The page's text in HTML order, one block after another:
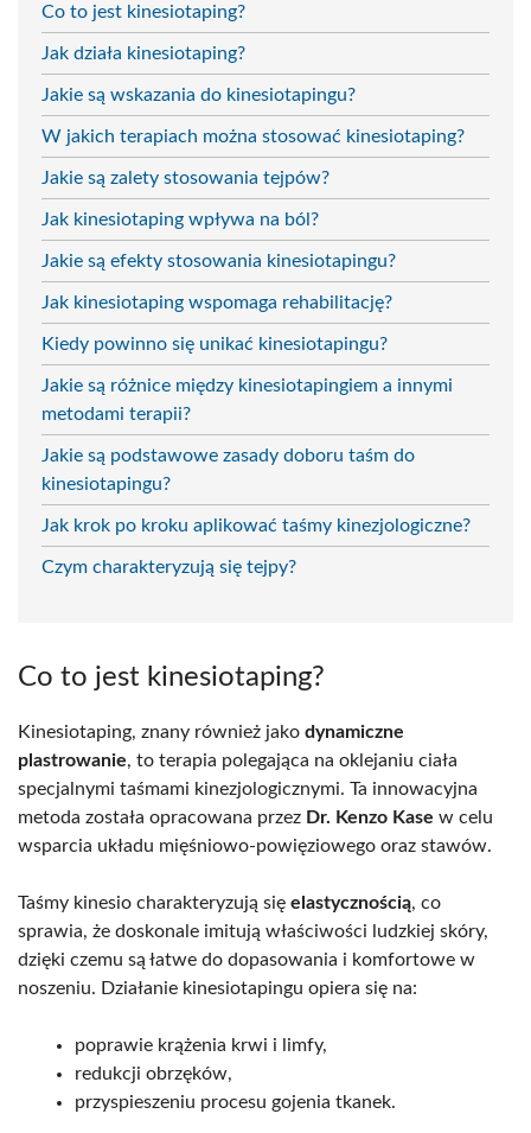
Co to jest kinesiotaping?
Jak działa kinesiotaping?
Jakie są wskazania do kinesiotapingu?
W jakich terapiach można stosować kinesiotaping?
Jakie są zalety stosowania tejpów?
Jak kinesiotaping wpływa na ból?
Jakie są efekty stosowania kinesiotapingu?
Jak kinesiotaping wspomaga rehabilitację?
Kiedy powinno się unikać kinesiotapingu?
Jakie są różnice między kinesiotapingiem a innymi
metodami terapii?
Jakie są podstawowe zasady doboru taśm do
kinesiotapingu?
Jak krok po kroku aplikować taśmy kinezjologiczne?
Czym charakteryzują się tejpy?
Co to jest kinesiotaping?
Kinesiotaping, znany również jako dynamiczne
plastrowanie, to terapia polegająca na oklejaniu ciała
specjalnymi taśmami kinezjologicznymi. Ta innowacyjna
metoda została opracowana przez Dr. Kenzo Kase w celu
wsparcia układu mięśniowo-powięziowego oraz stawów.
Taśmy kinesio charakteryzują się elastycznością, co
sprawia, że doskonale imitują właściwości ludzkiej skóry,
dzięki czemu są łatwe do dopasowania i komfortowe w
noszeniu. Działanie kinesiotapingu opiera się na:
poprawie krążenia krwi i limfy,
redukcji obrzęków,
przyspieszeniu procesu gojenia tkanek.